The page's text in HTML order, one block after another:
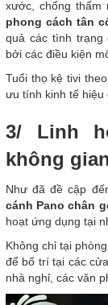
xước, chống thấm
phong cách tân
quả các tình trạng
bởi các điều kiện
Tuổi thọ kệ tivi
ưu tính kinh tế hiệu
3/ Linh
không
Như đã đề cập
cánh Pano chân
hoạt ứng dụng tại
Không chỉ tại
để bố trí tại các
nhà nghỉ, các văn